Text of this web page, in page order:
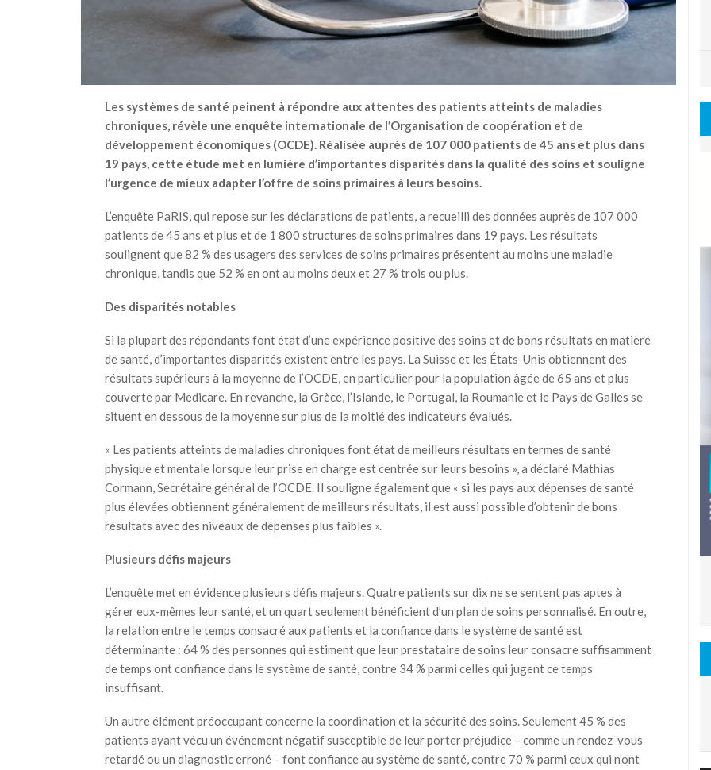
Les systèmes de santé peinent à répondre aux attentes des patients atteints de maladies
chroniques, révèle une enquête internationale de l’Organisation de coopération et de
développement économiques (OCDE). Réalisée auprès de 107 000 patients de 45 ans et plus dans
19 pays, cette étude met en lumière d’importantes disparités dans la qualité des soins et souligne
l’urgence de mieux adapter l’offre de soins primaires à leurs besoins.
L’enquête PaRIS, qui repose sur les déclarations de patients, a recueilli des données auprès de 107 000
patients de 45 ans et plus et de 1 800 structures de soins primaires dans 19 pays. Les résultats
soulignent que 82 % des usagers des services de soins primaires présentent au moins une maladie
chronique, tandis que 52 % en ont au moins deux et 27 % trois ou plus.
Des disparités notables
Si la plupart des répondants font état d’une expérience positive des soins et de bons résultats en matière
de santé, d’importantes disparités existent entre les pays. La Suisse et les États-Unis obtiennent des
résultats supérieurs à la moyenne de l’OCDE, en particulier pour la population âgée de 65 ans et plus
couverte par Medicare. En revanche, la Grèce, l’Islande, le Portugal, la Roumanie et le Pays de Galles se
situent en dessous de la moyenne sur plus de la moitié des indicateurs évalués.
« Les patients atteints de maladies chroniques font état de meilleurs résultats en termes de santé
physique et mentale lorsque leur prise en charge est centrée sur leurs besoins », a déclaré Mathias
Cormann, Secrétaire général de l’OCDE. Il souligne également que « si les pays aux dépenses de santé
plus élevées obtiennent généralement de meilleurs résultats, il est aussi possible d’obtenir de bons
résultats avec des niveaux de dépenses plus faibles ».
Plusieurs défis majeurs
L’enquête met en évidence plusieurs défis majeurs. Quatre patients sur dix ne se sentent pas aptes à
gérer eux-mêmes leur santé, et un quart seulement bénéficient d’un plan de soins personnalisé. En outre,
la relation entre le temps consacré aux patients et la confiance dans le système de santé est
déterminante : 64 % des personnes qui estiment que leur prestataire de soins leur consacre suffisamment
de temps ont confiance dans le système de santé, contre 34 % parmi celles qui jugent ce temps
insuffisant.
Un autre élément préoccupant concerne la coordination et la sécurité des soins. Seulement 45 % des
patients ayant vécu un événement négatif susceptible de leur porter préjudice – comme un rendez-vous
retardé ou un diagnostic erroné – font confiance au système de santé, contre 70 % parmi ceux qui n’ont